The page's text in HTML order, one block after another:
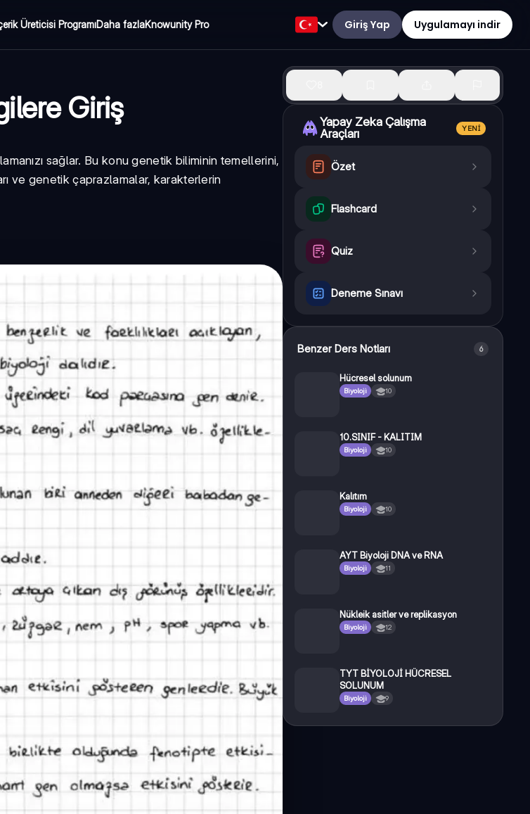
Üreticisi ProgramıDaha fazlaKnowunity Pro Giriş Yap Uygulamayı indir
Giriş
sağlar. Bu konu genetik biliminin temellerini,
ve genetik çaprazlamalar, karakterlerin
Yapay Zeka Çalışma
Araçları
YENI
Özet
Flashcard
Quiz
Deneme Sınavı
Benzer Ders Notları 6
Hücresel solunum
Biyoloji 10
10.SINIF - KALITIM
Biyoloji 10
Kalıtım
Biyoloji 10
AYT Biyoloji DNA ve RNA
Biyoloji 11
Nükleik asitler ve replikasyon
Biyoloji 12
TYT BİYOLOJİ HÜCRESEL
SOLUNUM
Biyoloji 9